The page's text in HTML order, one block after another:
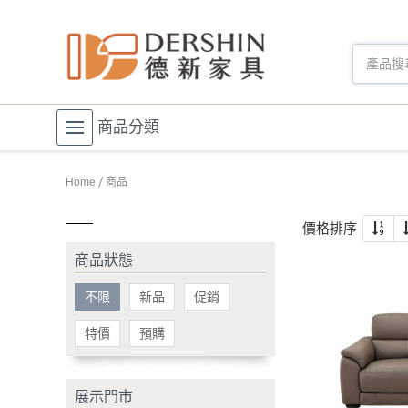
商品分類
Home 商品
商品狀態
不限 新品 促銷
特價 預購
展示門市
價格排序